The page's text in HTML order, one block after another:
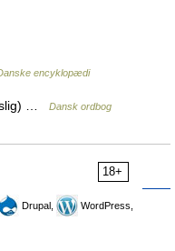
encyklopædi
… Dansk ordbog
18+
Drupal,
WordPress,